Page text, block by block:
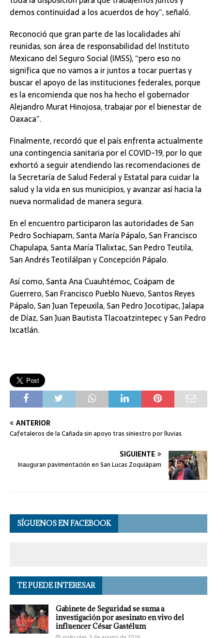
demos continuidad a los acuerdos de hoy”, señaló.
Reconoció que gran parte de las localidades ahí
reunidas, son área de responsabilidad del Instituto
Mexicano del Seguro Social (IMSS), “pero eso no
significa que no vamos a ir juntos a tocar puertas y
buscar el apoyo de las instituciones federales, porque
es la encomienda que nos ha hecho el gobernador
Alejandro Murat Hinojosa, trabajar por el bienestar de
Oaxaca”.
Finalmente, recordó que el país enfrenta actualmente
una contingencia sanitaria por el COVID-19, por lo que
exhortó a seguir atendiendo las recomendaciones de
la Secretaría de Salud Federal y Estatal para cuidar la
salud y la vida en sus municipios, y avanzar así hacia la
nueva normalidad de manera segura.
En el encuentro participaron las autoridades de San
Pedro Sochiapam, Santa María Pápalo, San Francisco
Chapulapa, Santa María Tlalixtac, San Pedro Teutila,
San Andrés Teotilálpan y Concepción Pápalo.
Así como, Santa Ana Cuauhtémoc, Coápam de
Guerrero, San Francisco Pueblo Nuevo, Santos Reyes
Pápalo, San Juan Tepeuxila, San Pedro Jocotipac, Jalapa
de Díaz, San Juan Bautista Tlacoatzintepec y San Pedro
Ixcatlán.
ANTERIOR
Cafetaleros de la Cañada sin apoyo tras siniestro por lluvias
SIGUIENTE
Inauguran pavimentación en San Lucas Zoquiápam
SÍGUENOS EN FACEBOOK
TE PUEDE INTERESAR
Gabinete de Seguridad se suma a
investigación por asesinato en vivo del
influencer César Gastélum